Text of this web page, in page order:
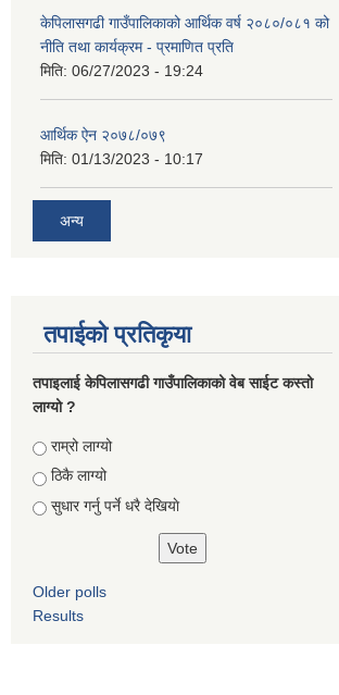
केपिलासगढी गाउँपालिकाको आर्थिक वर्ष २०८०/०८१ को
नीति तथा कार्यक्रम - प्रमाणित प्रति
मिति: 06/27/2023 - 19:24
आर्थिक ऐन २०७८/०७९
मिति: 01/13/2023 - 10:17
अन्य
तपाईको प्रतिकृया
तपाइलाई केपिलासगढी गाउँपालिकाको वेब साईट कस्तो
लाग्यो ?
Choices
राम्रो लाग्यो
ठिकै लाग्यो
सुधार गर्नु पर्ने धरै देखियाे
Older polls
Results